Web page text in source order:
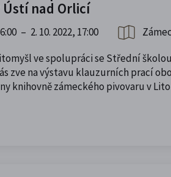
Ústí nad Orlicí
– 2. 10. 2022, 17:00
ve spolupráci se Střední
zve na výstavu klauzurních prací
knihovně zámeckého pivovaru v